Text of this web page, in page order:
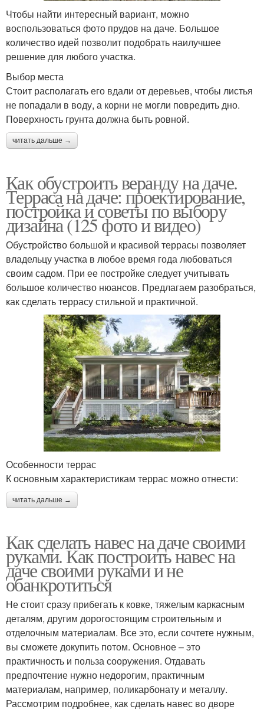
Чтобы найти интересный вариант, можно
воспользоваться фото прудов на даче. Большое
количество идей позволит подобрать наилучшее
решение для любого участка.
Выбор места
Стоит располагать его вдали от деревьев, чтобы листья
не попадали в воду, а корни не могли повредить дно.
Поверхность грунта должна быть ровной.
читать дальше →
Как обустроить веранду на даче.
Терраса на даче: проектирование,
постройка и советы по выбору
дизайна (125 фото и видео)
Обустройство большой и красивой террасы позволяет
владельцу участка в любое время года любоваться
своим садом. При ее постройке следует учитывать
большое количество нюансов. Предлагаем разобраться,
как сделать террасу стильной и практичной.
Особенности террас
К основным характеристикам террас можно отнести:
читать дальше →
Как сделать навес на даче своими
руками. Как построить навес на
даче своими руками и не
обанкротиться
Не стоит сразу прибегать к ковке, тяжелым каркасным
деталям, другим дорогостоящим строительным и
отделочным материалам. Все это, если сочтете нужным,
вы сможете докупить потом. Основное – это
практичность и польза сооружения. Отдавать
предпочтение нужно недорогим, практичным
материалам, например, поликарбонату и металлу.
Рассмотрим подробнее, как сделать навес во дворе